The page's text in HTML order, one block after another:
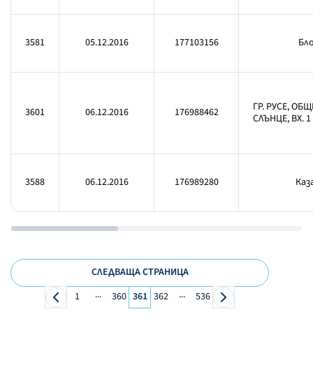
3581 05.12.2016 177103156
3601 06.12.2016 176988462
ГР. РУСЕ,
СЛЪНЦЕ, ВХ. 1
3588 06.12.2016 176989280
СЛЕДВАЩА СТРАНИЦА
1
... 360 361 362 ... 536